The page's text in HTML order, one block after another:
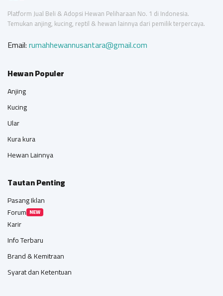
Platform Jual Beli & Adopsi Hewan Peliharaan No. 1 di Indonesia.
Temukan anjing, kucing, reptil & hewan lainnya dari pemilik terpercaya.
Email:rumahhewannusantara@gmail.com
Hewan Populer
Anjing
Kucing
Ular
Kura kura
Hewan Lainnya
Tautan Penting
Pasang Iklan
Forum NEW
Karir
Info Terbaru
Brand & Kemitraan
Syarat dan Ketentuan